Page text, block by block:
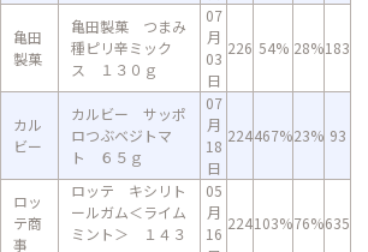
亀田
製菓
亀田製菓 つまみ
種ピリ辛ミック
ス １３０ｇ
07
月
03
日
226 54% 28%183
カル
ビー
カルビー サッポ
ロつぶベジトマ
ト ６５ｇ
07
月
18
日
224467%23% 93
ロッ
テ商
事
ロッテ キシリト
ールガム＜ライム
ミント＞ １４３
05
月
16
224103%76%635